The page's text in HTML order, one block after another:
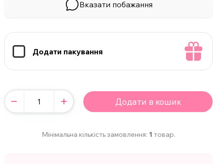
Вказати побажання
Додати пакування
Додати в кошик
Мінімальна кількість замовлення: 1 товар.